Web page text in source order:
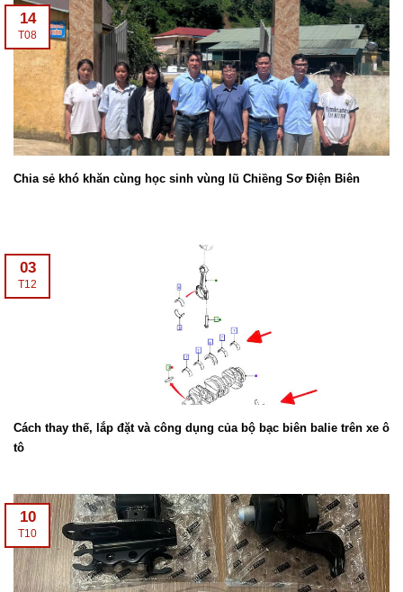
14
T08
Chia sẻ khó khăn cùng học sinh vùng lũ Chiềng Sơ Điện Biên
03
T12
Cách thay thế, lắp đặt và công dụng của bộ bạc biên balie trên xe ô
tô
10
T10